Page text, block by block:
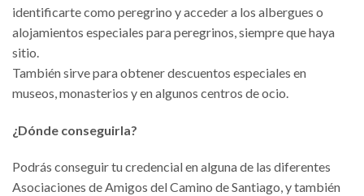
identificarte como peregrino y acceder a los albergues o
alojamientos especiales para peregrinos, siempre que haya
sitio.
También sirve para obtener descuentos especiales en
museos, monasterios y en algunos centros de ocio.
¿Dónde conseguirla?
Podrás conseguir tu credencial en alguna de las diferentes
Asociaciones de Amigos del Camino de Santiago, y también